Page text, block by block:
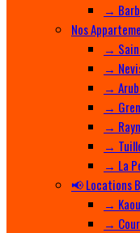
→
Nos
→
→
→
→
→
→
→ La
📢 Locations
→
→